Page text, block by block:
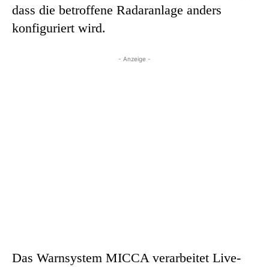
dass die betroffene Radaranlage anders
konfiguriert wird.
- Anzeige -
Das Warnsystem MICCA verarbeitet Live-